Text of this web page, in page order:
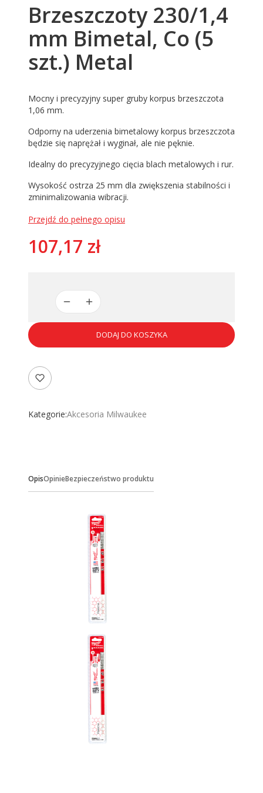
Brzeszczoty 230/1,4
mm Bimetal, Co (5
szt.) Metal
Mocny i precyzyjny super gruby korpus brzeszczota
1,06 mm.
Odporny na uderzenia bimetalowy korpus brzeszczota
będzie się naprężał i wyginał, ale nie pęknie.
Idealny do precyzyjnego cięcia blach metalowych i rur.
Wysokość ostrza 25 mm dla zwiększenia stabilności i
zminimalizowania wibracji.
Przejdź do pełnego opisu
Cena
107,17 zł
DODAJ DO KOSZYKA
Kategorie:Akcesoria Milwaukee
OpisOpinieBezpieczeństwo produktu